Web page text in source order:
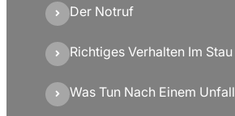
Der Notruf
Richtiges Verhalten Im Stau
Was Tun Nach Einem Unfall